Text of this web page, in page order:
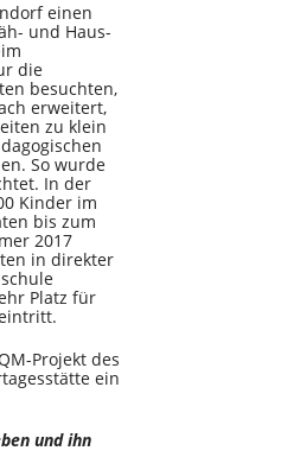
einen
und Haus-
die
besuchten,
erweitert,
zu klein
So wurde
In der
Kinder im
bis zum
2017
in direkter
Platz für
Projekt des
ein
und ihn